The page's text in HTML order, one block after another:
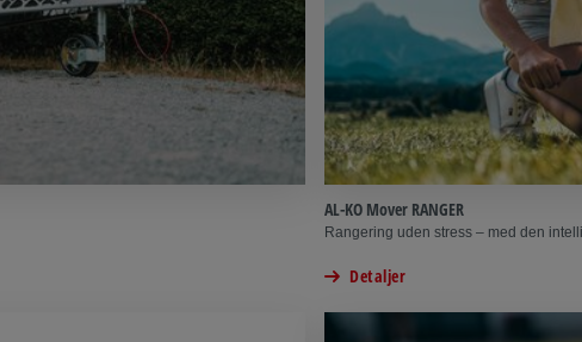
AL-KO Mover RANGER
Rangering uden stress – med den
Detaljer